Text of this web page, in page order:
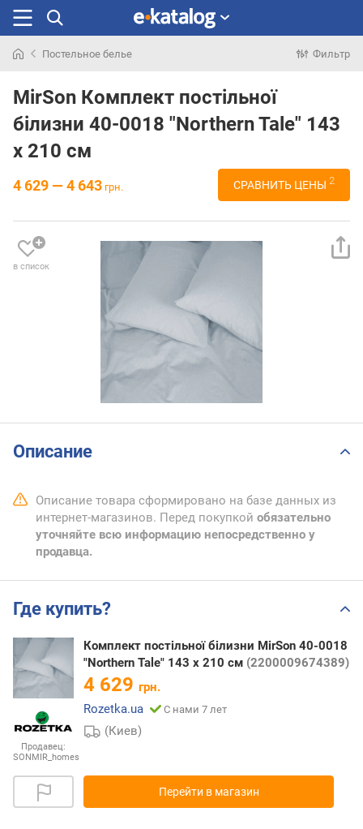
раньше
Постельное белье Фильтр
MirSon Комплект постільної
білизни 40-0018 "Northern Tale" 143
x 210 см
4 629 — 4 643 грн. СРАВНИТЬ ЦЕНЫ 2
в список
Описание
Описание товара сформировано на базе данных из
интернет-магазинов. Перед покупкой обязательно
уточняйте всю информацию непосредственно у
продавца.
Где купить?
Продавец:
SONMIR_homes
Комплект постільної білизни MirSon 40-0018
"Northern Tale" 143 x 210 см (2200009674389)
4 629 грн.
Rozetka.ua
С нами 7 лет
(Киев)
Перейти в магазин